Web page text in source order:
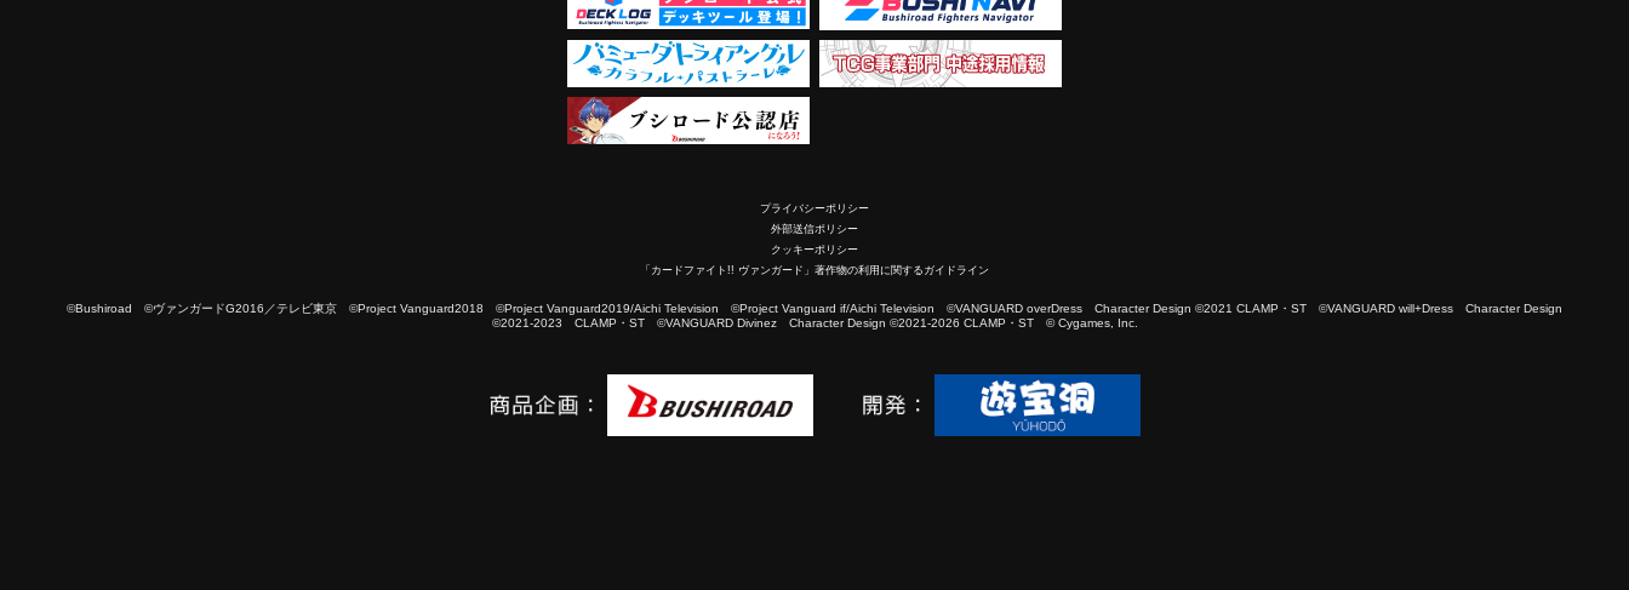
プライバシーポリシー
外部送信ポリシー
クッキーポリシー
「カードファイト!! ヴァンガード」著作物の利用に関するガイドライン
©Bushiroad ©ヴァンガードG2016／テレビ東京 ©Project Vanguard2018 ©Project Vanguard2019/Aichi Television ©Project Vanguard if/Aichi Television ©VANGUARD overDress Character Design ©2021 CLAMP・ST ©VANGUARD will+Dress Character Design
©2021-2023 CLAMP・ST ©VANGUARD Divinez Character Design ©2021-2026 CLAMP・ST © Cygames, Inc.